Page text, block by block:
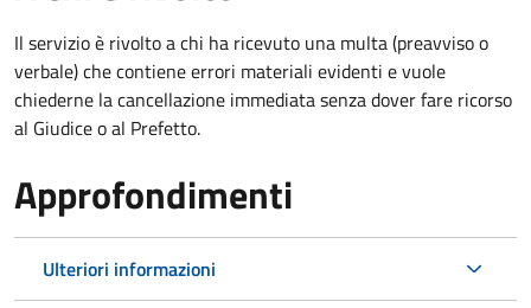
Il servizio è rivolto a chi ha ricevuto una multa (preavviso o
verbale) che contiene errori materiali evidenti e vuole
chiederne la cancellazione immediata senza dover fare ricorso
al Giudice o al Prefetto.
Approfondimenti
Ulteriori informazioni